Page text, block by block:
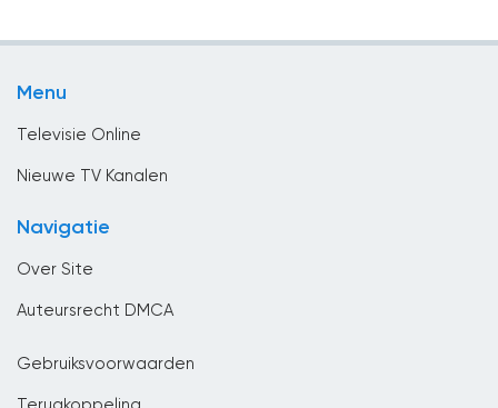
Cuba
Menu
Televisie Online
Nieuwe TV Kanalen
Navigatie
Over Site
Auteursrecht DMCA
Gebruiksvoorwaarden